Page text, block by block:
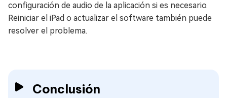
configuración de audio de la aplicación si es necesario.
Reiniciar el iPad o actualizar el software también puede
resolver el problema.
Conclusión